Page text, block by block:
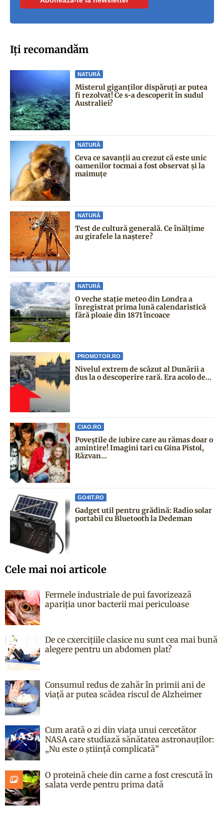
Iți recomandăm
NATURĂ
Misterul giganților dispăruți ar putea
fi rezolvat! Ce s-a descoperit în sudul
Australiei?
NATURĂ
Ceva ce savanții au crezut că este unic
oamenilor tocmai a fost observat și la
maimuțe
NATURĂ
Test de cultură generală. Ce înălțime
au girafele la naștere?
NATURĂ
O veche stație meteo din Londra a
înregistrat prima lună calendaristică
fără ploaie din 1871 încoace
PROMOTOR.RO
Nivelul extrem de scăzut al Dunării a
dus la o descoperire rară. Era acolo de...
CIAO.RO
Poveştile de iubire care au rămas doar o
amintire! Imagini tari cu Gina Pistol,
Răzvan...
GO4IT.RO
Gadget util pentru grădină: Radio solar
portabil cu Bluetooth la Dedeman
Cele mai noi articole
Fermele industriale de pui favorizează
apariția unor bacterii mai periculoase
De ce cxercițiile clasice nu sunt cea mai bună
alegere pentru un abdomen plat?
Consumul redus de zahăr în primii ani de
viață ar putea scădea riscul de Alzheimer
Cum arată o zi din viața unui cercetător
NASA care studiază sănătatea astronauților:
„Nu este o știință complicată”
O proteină cheie din carne a fost crescută în
salata verde pentru prima dată